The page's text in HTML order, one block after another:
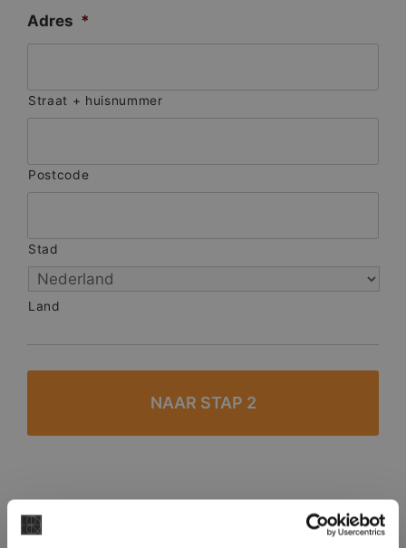
Adres *
Straat + huisnummer
Postcode
Stad
Land
#1 in de categorie vloeren op Trustpilot
Binnen 24 uur een passende offerte